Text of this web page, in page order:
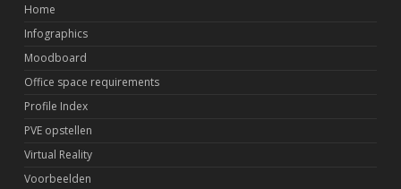
Home
Infographics
Moodboard
Office space requirements
Profile Index
PVE opstellen
Virtual Reality
Voorbeelden